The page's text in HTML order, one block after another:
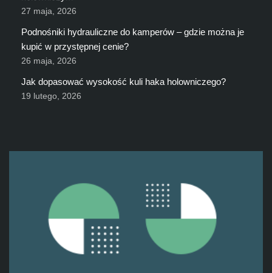
27 maja, 2026
Podnośniki hydrauliczne do kamperów – gdzie można je
kupić w przystępnej cenie?
26 maja, 2026
Jak dopasować wysokość kuli haka holowniczego?
19 lutego, 2026